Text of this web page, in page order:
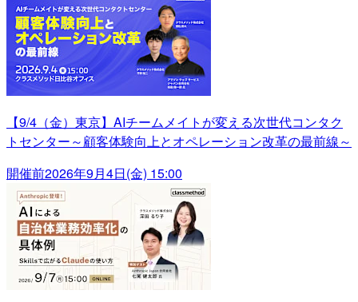
【9/4（金）東京】AIチームメイトが変える次世代コンタク
トセンター～顧客体験向上とオペレーション改革の最前線～
開催前2026年9月4日(金) 15:00